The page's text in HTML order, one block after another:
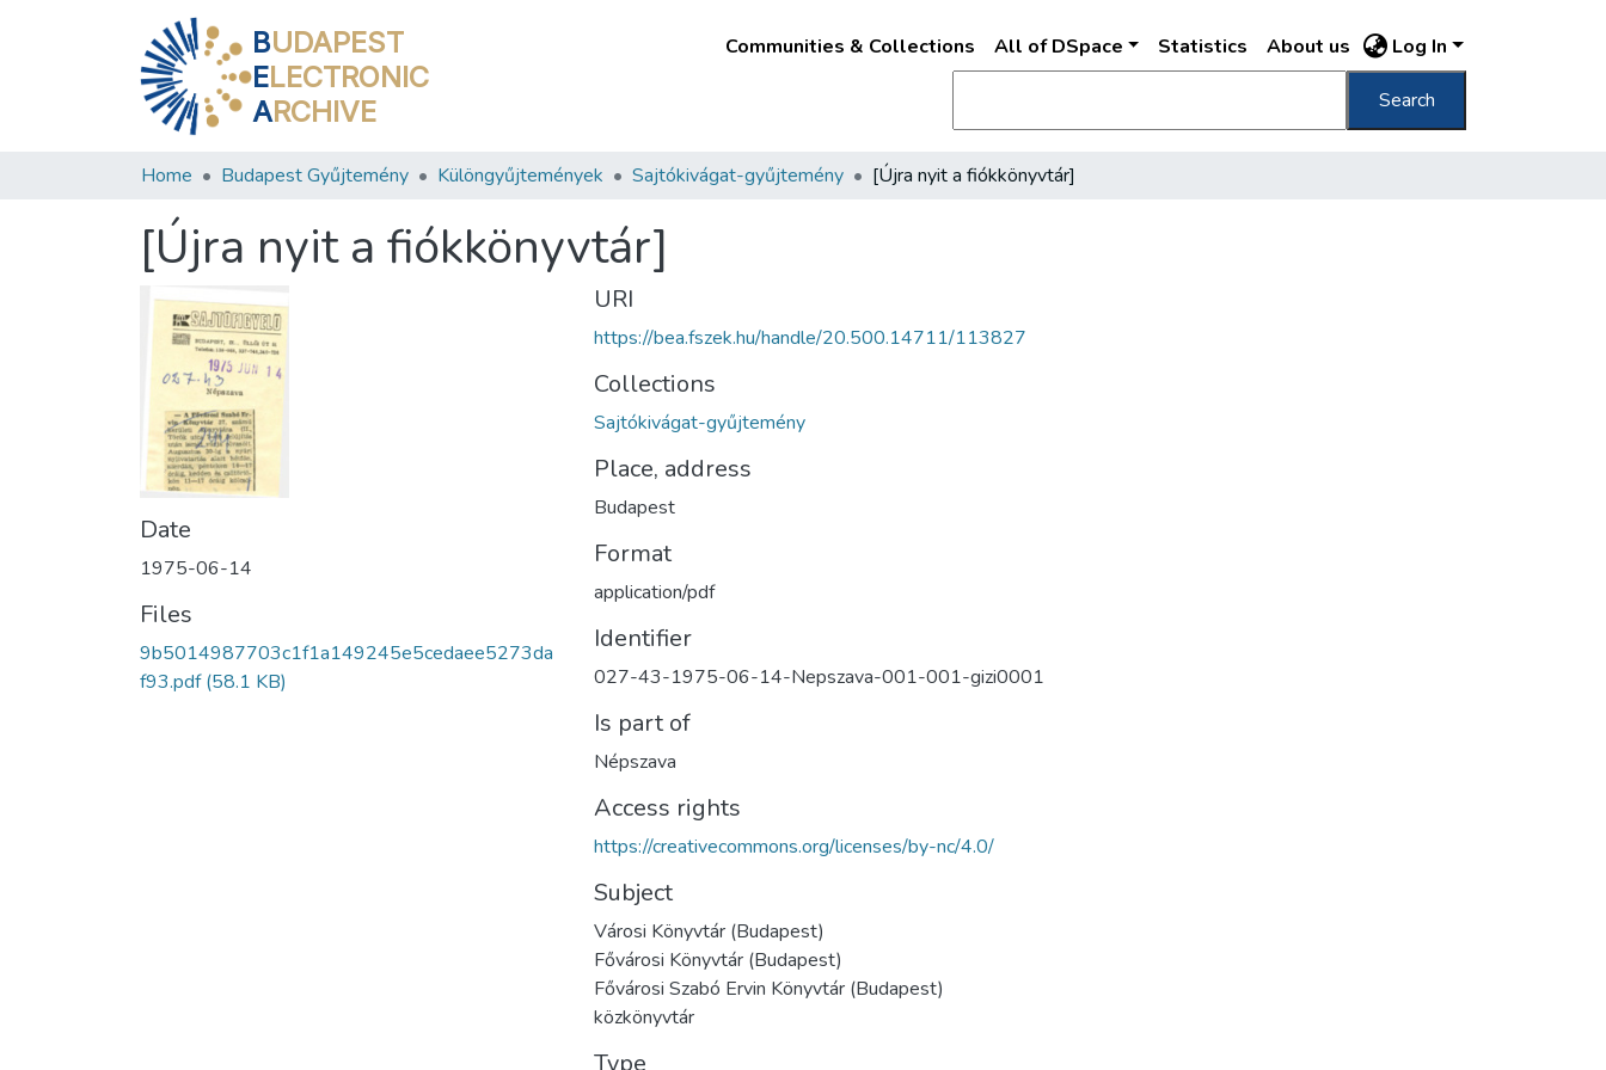
BUDAPEST
ELECTRONIC
ARCHIVE
Communities & Collections All of DSpace Statistics About us Log In
Search
Home Budapest Gyűjtemény Különgyűjtemények Sajtókivágat-gyűjtemény [Újra nyit a fiókkönyvtár]
[Újra nyit a fiókkönyvtár]
Date
1975-06-14
Files
9b5014987703c1f1a149245e5cedaee5273da
f93.pdf(58.1 KB)
URI
https://bea.fszek.hu/handle/20.500.14711/113827
Collections
Sajtókivágat-gyűjtemény
Place, address
Budapest
Format
application/pdf
Identifier
027-43-1975-06-14-Nepszava-001-001-gizi0001
Is part of
Népszava
Access rights
https://creativecommons.org/licenses/by-nc/4.0/
Subject
Városi Könyvtár (Budapest)
Fővárosi Könyvtár (Budapest)
Fővárosi Szabó Ervin Könyvtár (Budapest)
közkönyvtár
Type